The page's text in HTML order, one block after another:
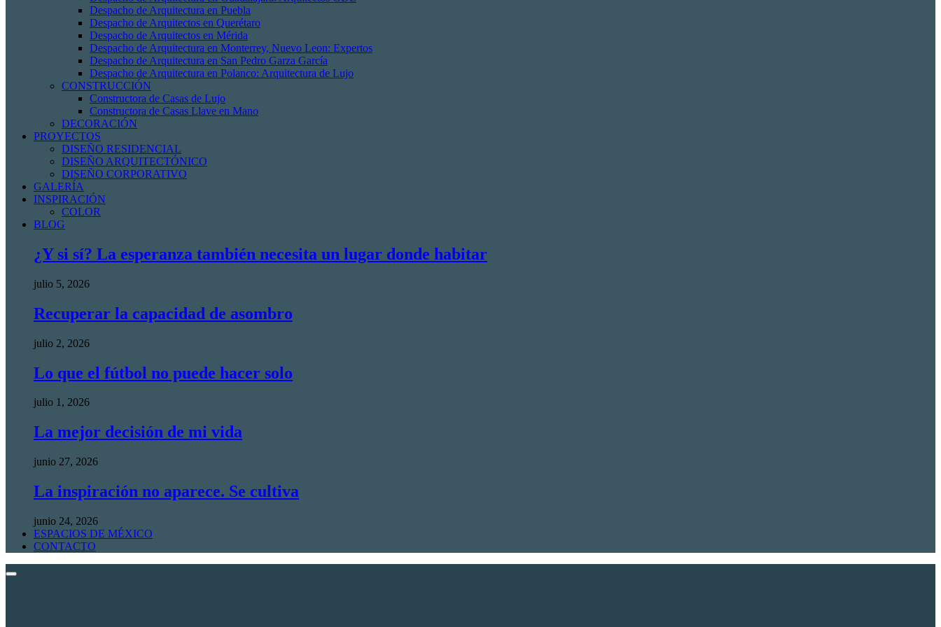
Despacho de Arquitectura en Puebla
Despacho de Arquitectos en Querétaro
Despacho de Arquitectos en Mérida
Despacho de Arquitectura en Monterrey, Nuevo Leon: Expertos
Despacho de Arquitectura en San Pedro Garza García
Despacho de Arquitectura en Polanco: Arquitectura de Lujo
CONSTRUCCIÓN
Constructora de Casas de Lujo
Constructora de Casas Llave en Mano
DECORACIÓN
PROYECTOS
DISEÑO RESIDENCIAL
DISEÑO ARQUITECTÓNICO
DISEÑO CORPORATIVO
GALERÍA
INSPIRACIÓN
COLOR
BLOG
¿Y si sí? La esperanza también necesita un lugar donde habitar
julio 5, 2026
Recuperar la capacidad de asombro
julio 2, 2026
Lo que el fútbol no puede hacer solo
julio 1, 2026
La mejor decisión de mi vida
junio 27, 2026
La inspiración no aparece. Se cultiva
junio 24, 2026
ESPACIOS DE MÉXICO
CONTACTO